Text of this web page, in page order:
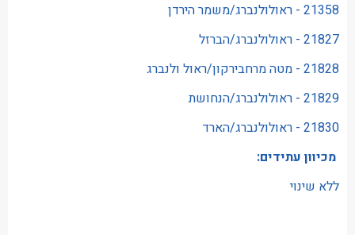
21358 - ראולולנברג/משמר הירדן
21827 - ראולולנברג/הברזל
21828 - מטה מרחבירקון/ראול ולנברג
21829 - ראולולנברג/הנחושת
21830 - ראולולנברג/הארד
מכיוון עתידים:
ללא שינוי